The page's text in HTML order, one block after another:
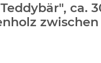
ca.
zwischen